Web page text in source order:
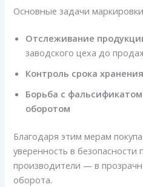
Основные задачи
Отслеживание
заводского цеха до
Контроль срока
Борьба с
оборотом
Благодаря этим мерам
уверенность в безопасности
производители — в
оборота.